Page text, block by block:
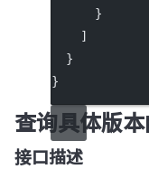
      }
    ]
  }
}
查询具体版
接口描述